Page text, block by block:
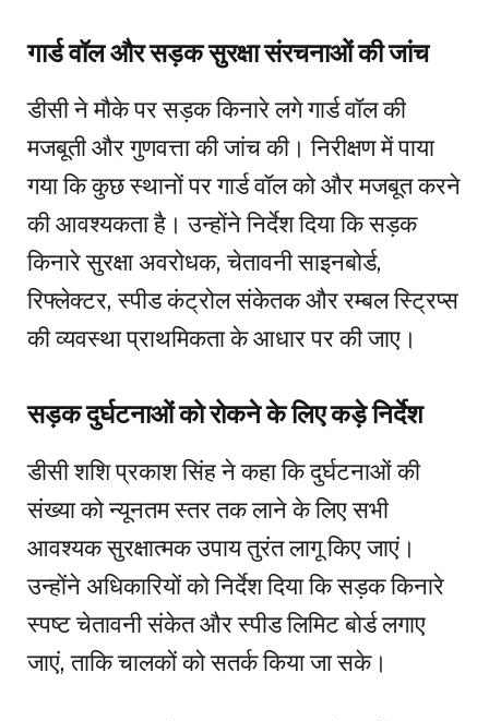
गार्ड वॉल और सड़क सुरक्षा संरचनाओं की जांच
डीसी ने मौके पर सड़क किनारे लगे गार्ड वॉल की
मजबूती और गुणवत्ता की जांच की। निरीक्षण में पाया
गया कि कुछ स्थानों पर गार्ड वॉल को और मजबूत करने
की आवश्यकता है। उन्होंने निर्देश दिया कि सड़क
किनारे सुरक्षा अवरोधक, चेतावनी साइनबोर्ड,
रिफ्लेक्टर, स्पीड कंट्रोल संकेतक और रम्बल स्ट्रिप्स
की व्यवस्था प्राथमिकता के आधार पर की जाए।
सड़क दुर्घटनाओं को रोकने के लिए कड़े निर्देश
डीसी शशि प्रकाश सिंह ने कहा कि दुर्घटनाओं की
संख्या को न्यूनतम स्तर तक लाने के लिए सभी
आवश्यक सुरक्षात्मक उपाय तुरंत लागू किए जाएं।
उन्होंने अधिकारियों को निर्देश दिया कि सड़क किनारे
स्पष्ट चेतावनी संकेत और स्पीड लिमिट बोर्ड लगाए
जाएं, ताकि चालकों को सतर्क किया जा सके।